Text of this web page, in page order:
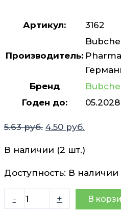
Артикул: 3162
Производитель:
Бренд
Годен до:
05.2028
5.63руб. Первоначальная
составляла
5.63 руб..
4.50 руб.
4.50 руб..
В наличии (2 шт.)
Доступность: В наличии
-
Количество
товара
+ В